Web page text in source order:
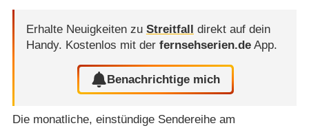
Erhalte Neuigkeiten zu Streitfall
direkt auf dein
Handy. Kostenlos mit der fernsehserien.deApp.
Benachrichtige mich
Die monatliche, einstündige Sendereihe am